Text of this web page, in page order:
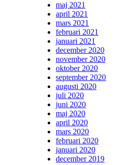
maj 2021
april 2021
mars 2021
februari 2021
januari 2021
december 2020
november 2020
oktober 2020
september 2020
augusti 2020
juli 2020
juni 2020
maj 2020
april 2020
mars 2020
februari 2020
januari 2020
december 2019